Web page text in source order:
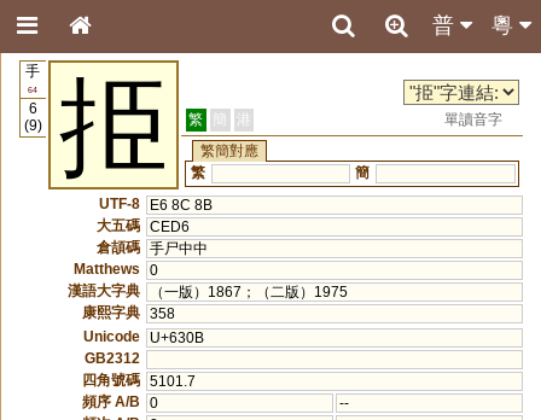
粵
普
手
64
6
(9)
挋 繁 簡 港
單讀音字
繁簡對應
繁
簡
UTF-8
E6 8C 8B
大五碼 CED6
倉頡碼 手尸中中
Matthews
0
漢語大字典
（一版）1867；（二版）1975
康熙字典 358
Unicode
U+630B
GB2312
四角號碼 5101.7
頻序 A/B
0
--